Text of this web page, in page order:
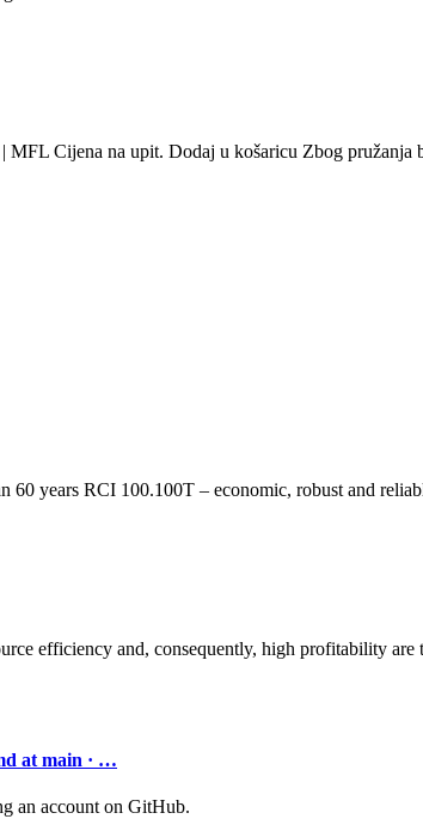
MFL Cijena na upit. Dodaj u košaricu Zbog
60 years RCI 100.100T – economic, robust and
efficiency and, consequently, high profitability
at main · …
an account on GitHub.